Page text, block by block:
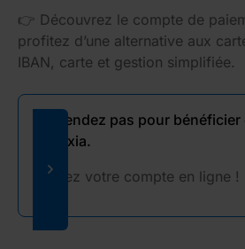
👉 Découvrez le compte de
profitez d’une alternative aux
IBAN, carte et gestion simplifiée.
N'attendez pas pour
Sogexia.
Ouvrez votre compte en ligne !